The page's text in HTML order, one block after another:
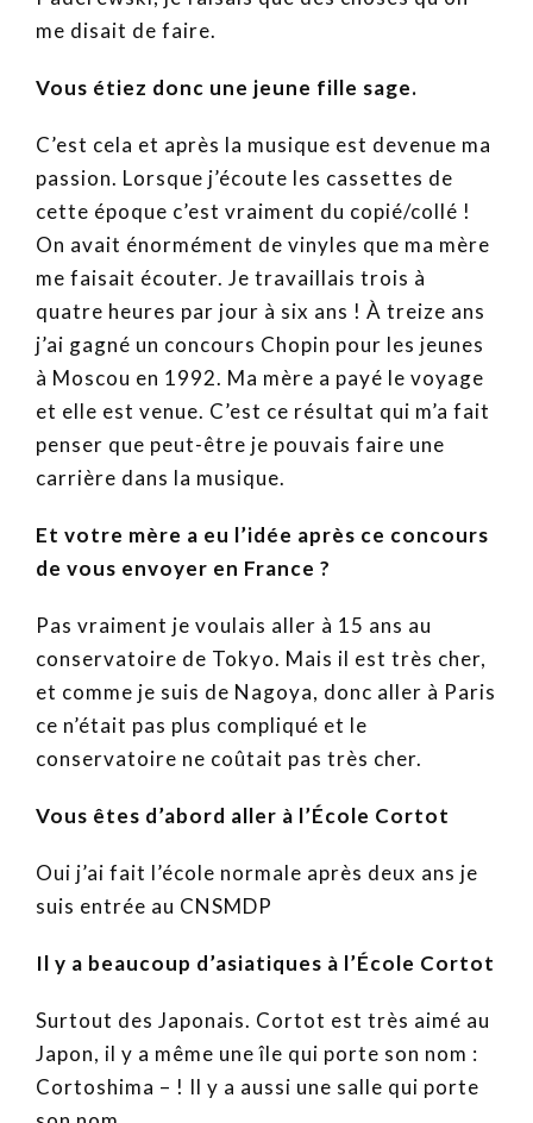
me disait de faire.
Vous étiez donc une jeune fille sage.
C’est cela et après la musique est devenue ma
passion. Lorsque j’écoute les cassettes de
cette époque c’est vraiment du copié/collé !
On avait énormément de vinyles que ma mère
me faisait écouter. Je travaillais trois à
quatre heures par jour à six ans ! À treize ans
j’ai gagné un concours Chopin pour les jeunes
à Moscou en 1992. Ma mère a payé le voyage
et elle est venue. C’est ce résultat qui m’a fait
penser que peut-être je pouvais faire une
carrière dans la musique.
Et votre mère a eu l’idée après ce concours
de vous envoyer en France ?
Pas vraiment je voulais aller à 15 ans au
conservatoire de Tokyo. Mais il est très cher,
et comme je suis de Nagoya, donc aller à Paris
ce n’était pas plus compliqué et le
conservatoire ne coûtait pas très cher.
Vous êtes d’abord aller à l’École Cortot
Oui j’ai fait l’école normale après deux ans je
suis entrée au CNSMDP
Il y a beaucoup d’asiatiques à l’École Cortot
Surtout des Japonais. Cortot est très aimé au
Japon, il y a même une île qui porte son nom :
Cortoshima – ! Il y a aussi une salle qui porte